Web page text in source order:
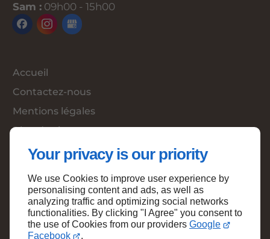
Your privacy is our priority
We use Cookies to improve user experience by
personalising content and ads, as well as
analyzing traffic and optimizing social networks
functionalities. By clicking "I Agree" you consent to
the use of Cookies from our providers Google
Facebook
.
Sam : 09h00 - 15h00
Accueil
Contactez-nous
Mentions légales
Plan du site
Haut de page